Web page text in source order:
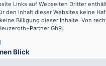
Links auf Webseiten Dritter
den Inhalt dieser Websites keine
Billigung dieser Inhalte. Von
GbR.
Blick